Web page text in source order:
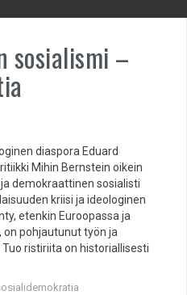
sosialismi –
diaspora Eduard
Mihin Bernstein oikein
demokraattinen sosialisti
kriisi ja ideologinen
etenkin Euroopassa ja
on pohjautunut työn ja
ristiriita on historiallisesti